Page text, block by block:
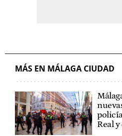
MÁS EN MÁLAGA CIUDAD
Real